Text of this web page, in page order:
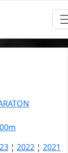
¦ 2022 ¦ 2021